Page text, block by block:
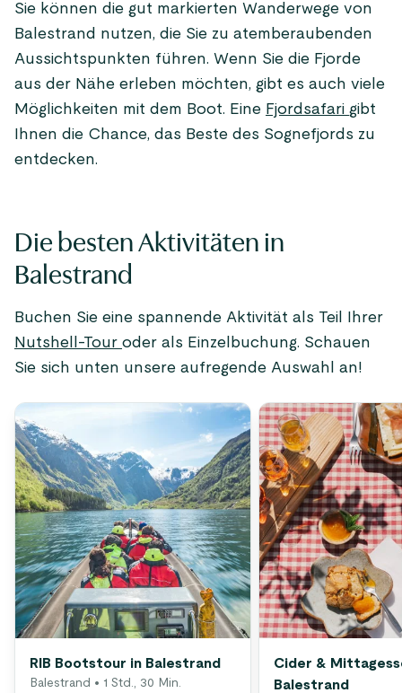
Sie können die gut markierten Wanderwege von
Balestrand nutzen, die Sie zu atemberaubenden
Aussichtspunkten führen. Wenn Sie die Fjorde
aus der Nähe erleben möchten, gibt es auch viele
Möglichkeiten mit dem Boot. Eine Fjordsafari gibt
Ihnen die Chance, das Beste des Sognefjords zu
entdecken.
Die besten Aktivitäten in
Balestrand
Buchen Sie eine spannende Aktivität als Teil Ihrer
Nutshell-Tour oder als Einzelbuchung. Schauen
Sie sich unten unsere aufregende Auswahl an!
RIB Bootstour in Balestrand
Balestrand • 1 Std., 30 Min.
Cider &
Balestrand